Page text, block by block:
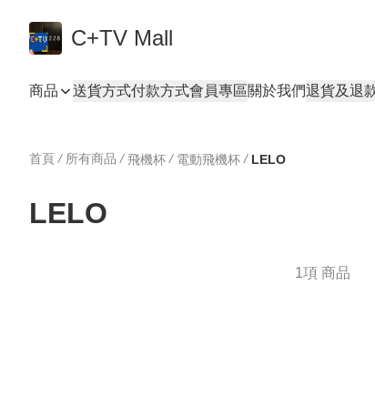
C+TV Mall
商品 送貨方式付款方式會員專區關於我們退貨及退
首頁 / 所有商品 / 飛機杯 / 電動飛機杯 / LELO
LELO
1項 商品